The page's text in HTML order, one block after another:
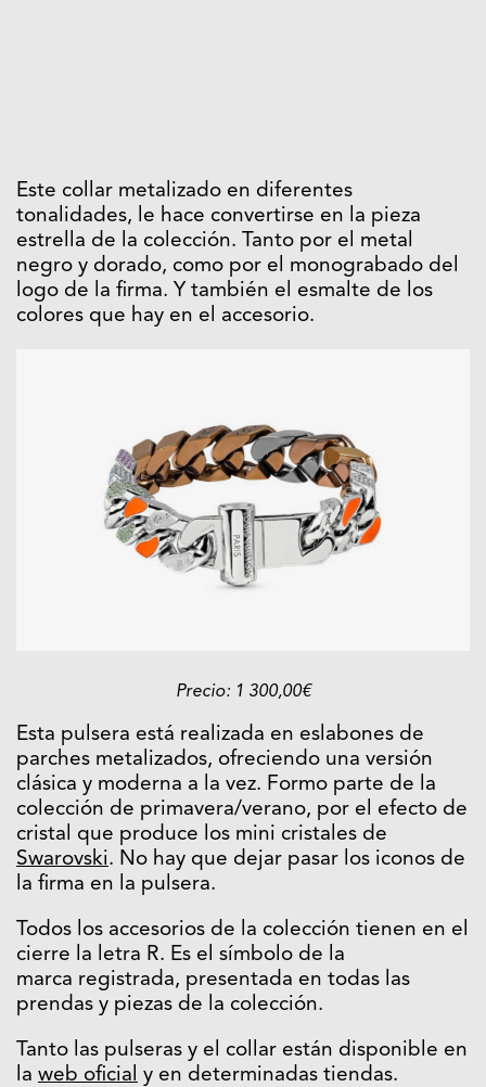
Este collar metalizado en diferentes
tonalidades, le hace convertirse en la pieza
estrella de la colección. Tanto por el metal
negro y dorado, como por el monograbado del
logo de la firma. Y también el esmalte de los
colores que hay en el accesorio.
Precio: 1 300,00€
Esta pulsera está realizada en eslabones de
parches metalizados, ofreciendo una versión
clásica y moderna a la vez. Formo parte de la
colección de primavera/verano, por el efecto de
cristal que produce los mini cristales de
Swarovski. No hay que dejar pasar los iconos de
la firma en la pulsera.
Todos los accesorios de la colección tienen en el
cierre la letra R. Es el símbolo de la
marca registrada, presentada en todas las
prendas y piezas de la colección.
Tanto las pulseras y el collar están disponible en
la web oficial y en determinadas tiendas.